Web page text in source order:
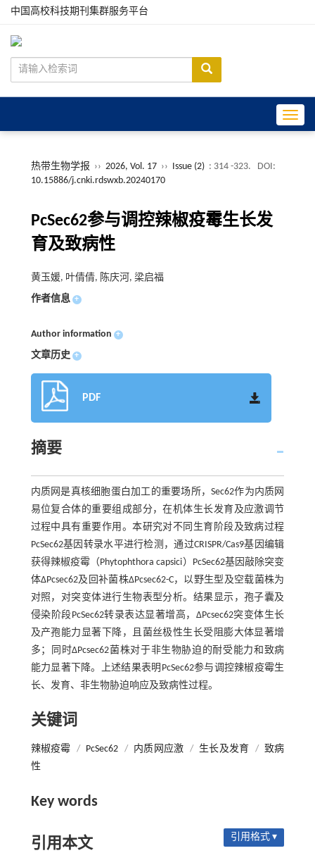
中国高校科技期刊集群服务平台
热带生物学报 ›› 2026, Vol. 17 ›› Issue (2) : 314 -323.
DOI:
10.15886/j.cnki.rdswxb.20240170
PcSec62参与调控辣椒疫霉生长发
育及致病性
黄玉媛, 叶倩倩, 陈庆河, 梁启福
作者信息 +
Author information +
文章历史 +
PDF
摘要
内质网是真核细胞蛋白加工的重要场所，Sec62作为内质网
易位复合体的重要组成部分，在机体生长发育及应激调节
过程中具有重要作用。本研究对不同生育阶段及致病过程
PcSec62基因转录水平进行检测，通过CRISPR/Cas9基因编辑
获得辣椒疫霉（Phytophthora capsici）PcSec62基因敲除突变
体ΔPcsec62及回补菌株ΔPcsec62-C，以野生型及空载菌株为
对照，对突变体进行生物表型分析。结果显示，孢子囊及
侵染阶段PcSec62转录表达显著增高，ΔPcsec62突变体生长
及产孢能力显著下降，且菌丝极性生长受阻膨大体显著增
多；同时ΔPcsec62菌株对于非生物胁迫的耐受能力和致病
能力显著下降。上述结果表明PcSec62参与调控辣椒疫霉生
长、发育、非生物胁迫响应及致病性过程。
关键词
辣椒疫霉 / PcSec62 / 内质网应激 / 生长及发育 / 致病
性
Key words
引用本文 引用格式 ▾